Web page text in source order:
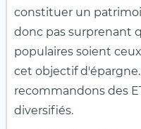
constituer un
donc pas surprenant
populaires soient
cet objectif
recommandons des
diversifiés.